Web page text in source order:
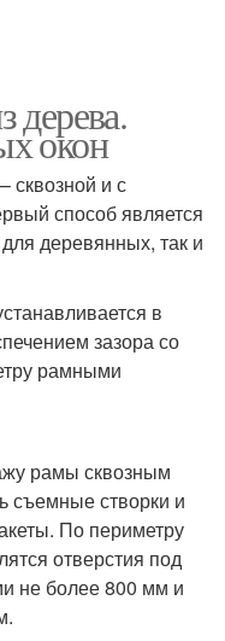
дерева.
окон
сквозной и с
способ является
деревянных, так и
в
зазора со
рамными
рамы сквозным
съемные створки и
По периметру
отверстия под
не более 800 мм и